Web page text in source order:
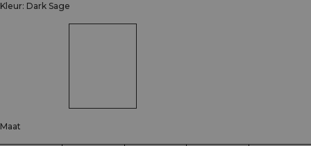
Kleur: Dark Sage
Maat